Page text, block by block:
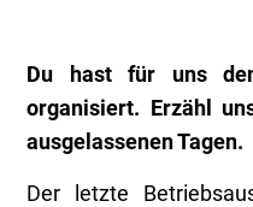
Du hast für uns
organisiert. Erzähl
ausgelassenen Tagen.
Der letzte